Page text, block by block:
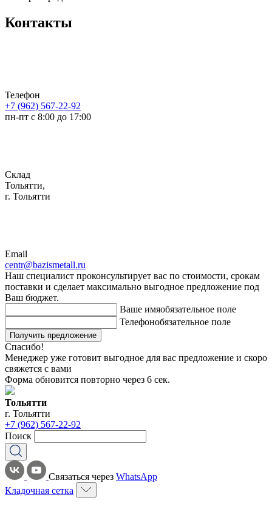
Контакты
Телефон
+7 (962) 567-22-92
пн-пт с 8:00 до 17:00
Склад
Тольятти,
г. Тольятти
Email
centr@bazismetall.ru
Наш специалист проконсультирует вас по стоимости, срокам
поставки и сделает максимально выгодное предложение под
Ваш бюджет.
Ваше имяобязательное поле
Телефонобязательное поле
Получить предложение
Спасибо!
Менеджер уже готовит выгодное для вас предложение и скоро
свяжется с вами
Форма обновится повторно через 6 сек.
Тольятти
г. Тольятти
+7 (962) 567-22-92
Поиск
Связаться через WhatsApp
Кладочная сетка